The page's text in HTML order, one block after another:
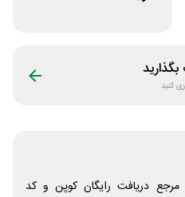
کنید
دریافت رایگان کوپن و کد